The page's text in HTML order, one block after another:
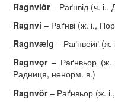
Ragnviðr– Раґнвід (ч. і.,
Ragnví – Раґнві (ж. і.,
Ragnvæig – Раґнвейґ
Ragnvǫr– Раґнвьор (ж.
Радниця, ненорм. в.)
Ragnvör– Раґнвьор (ж.